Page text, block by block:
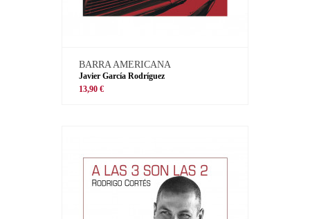
BARRA AMERICANA
Javier García Rodríguez
13,90 €